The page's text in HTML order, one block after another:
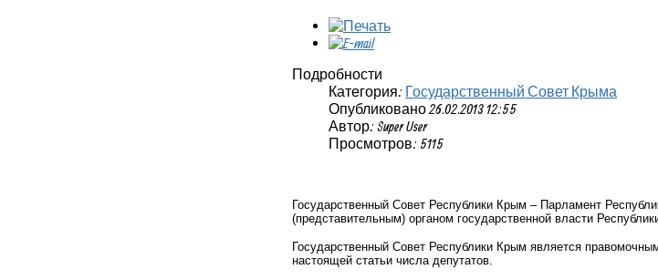
Подробности
Категория: Государственный Совет Крыма
Опубликовано 26.02.2013 12:55
Автор: Super User
Просмотров: 5115
Государственный Совет Республики Крым – Парламент
(представительным) органом государственной власти
Государственный Совет Республики Крым является
настоящей статьи числа депутатов.